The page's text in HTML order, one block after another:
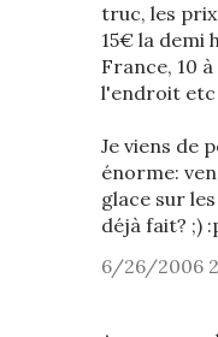
truc, les
15€ la demi
France, 10
l'endroit etc
Je viens de
énorme:
glace sur
déjà fait? ;)
6/26/2006